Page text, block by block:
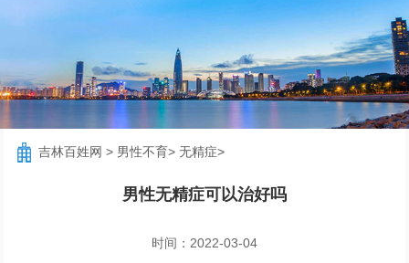
吉林百姓网 > 男性不育>无精症>
男性无精症可以治好吗
时间：2022-03-04